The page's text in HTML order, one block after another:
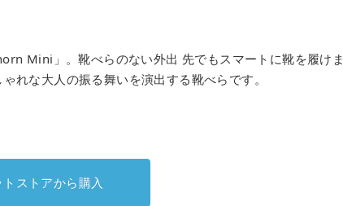
Mini」。靴べらのない外出 先でもスマートに靴を履けま
れな大人の振る舞いを演出する靴べらです。
ストアから購入